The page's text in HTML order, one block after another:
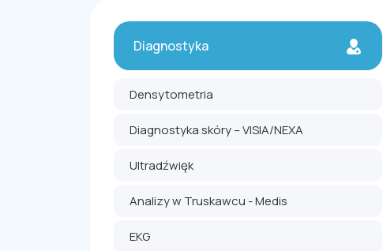
Diagnostyka
Densytometria
Diagnostyka skóry – VISIA/NEXA
Ultradźwięk
Analizy w Truskawcu - Medis
EKG